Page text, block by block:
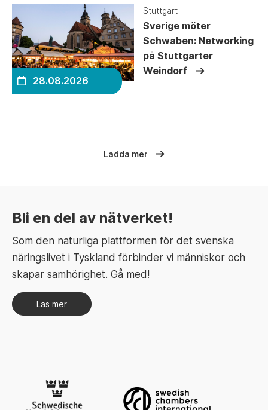
28.08.2026
Stuttgart
Sverige möter
Schwaben: Networking
på Stuttgarter
Weindorf
Ladda mer
Bli en del av nätverket!
Som den naturliga plattformen för det svenska
näringslivet i Tyskland förbinder vi människor och
skapar samhörighet. Gå med!
Läs mer